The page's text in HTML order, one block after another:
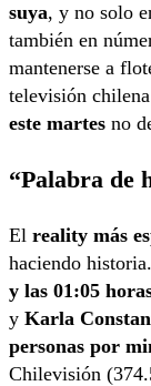
suya, y no solo
también en
mantenerse a
televisión
este martes no
“Palabra de
El reality más
haciendo
y las 01:05
y Karla
personas por
Chilevisión